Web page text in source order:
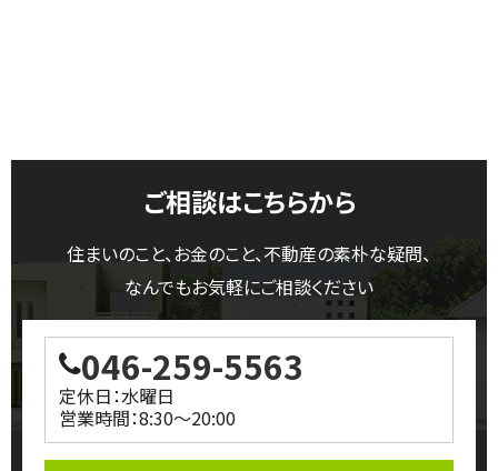
ご相談はこちらから
住まいのこと、お金のこと、不動産の素朴な疑問、
なんでもお気軽にご相談ください
046-259-5563
定休日：水曜日
営業時間：8:30～20:00